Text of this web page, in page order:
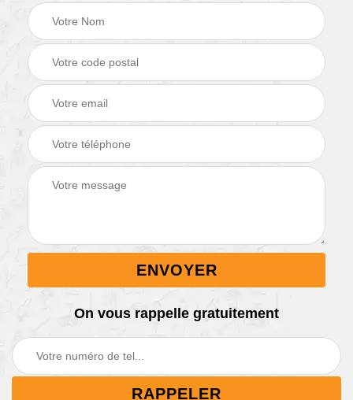
On vous rappelle gratuitement